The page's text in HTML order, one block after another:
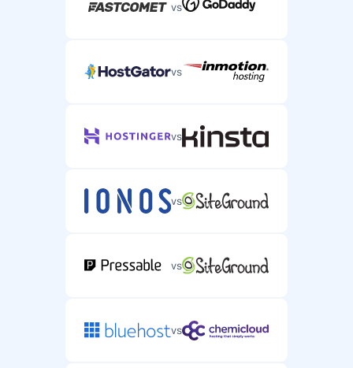
vs
vs
vs
vs
vs
vs